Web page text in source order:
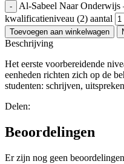
Al-Sabeel Naar Onderwijs
kwalificatieniveau (2) aantal
Toevoegen aan winkelwagen
Beschrijving
Het eerste voorbereidende
eenheden richten zich op de
studenten: schrijven,
Delen:
Beoordelingen
Er zijn nog geen